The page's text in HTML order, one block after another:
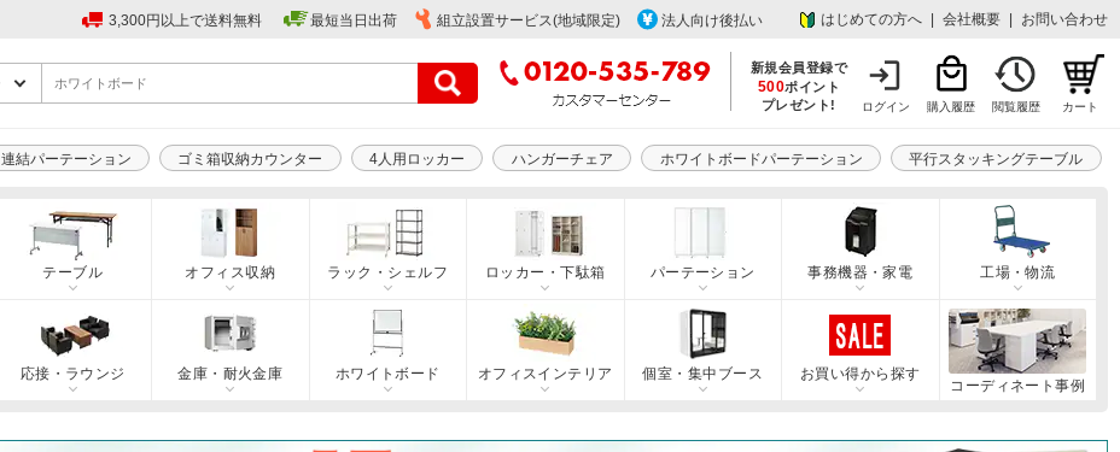
3,300円以上で送料無料 最短当日出荷 組立設置サービス(地域限定) 法人向け後払い はじめての方へ 会社概要 お問い合わせ
新規会員登録で
500ポイント
プレゼント!
ログイン 購入履歴 閲覧履歴 カート
連結パーテーション ゴミ箱収納カウンター 4人用ロッカー ハンガーチェア ホワイトボードパーテーション 平行スタッキングテーブル
テーブル オフィス収納 ラック・シェルフ ロッカー・下駄箱 パーテーション 事務機器・家電 工場・物流
応接・ラウンジ 金庫・耐火金庫 ホワイトボード オフィスインテリア 個室・集中ブース
お買い得から探す
コーディネート事例